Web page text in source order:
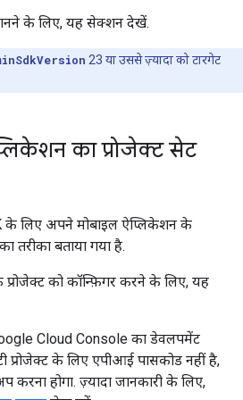
के लिए, यह सेक्शन देखें.
23 या उससे ज़्यादा को टारगेट
का प्रोजेक्ट सेट
लिए अपने मोबाइल ऐप्लिकेशन के
तरीका बताया गया है.
को कॉन्फ़िगर करने के लिए, यह
Cloud Console का डेवलपमेंट
प्रोजेक्ट के लिए एपीआई पासकोड नहीं है,
करना होगा. ज़्यादा जानकारी के लिए,